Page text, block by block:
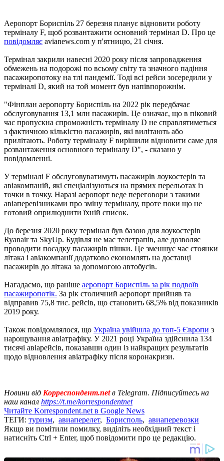
Аеропорт Бориспіль 27 березня планує відновити роботу
терміналу F, щоб розвантажити основний термінал D. Про це
повідомляє avianews.com у п'ятницю, 21 січня.
Термінал закрили навесні 2020 року після запровадження
обмежень на подорожі по всьому світу та значного падіння
пасажиропотоку на тлі пандемії. Тоді всі рейси зосередили у
терміналі D, який на той момент був напівпорожнім.
"Фінплан аеропорту Бориспіль на 2022 рік передбачає
обслуговування 13,1 млн пасажирів. Це означає, що в піковий
час пропускна спроможність терміналу D не справлятиметься
з фактичною кількістю пасажирів, які вилітають або
прилітають. Роботу терміналу F вирішили відновити саме для
розвантаження основного терміналу D", - сказано у
повідомленні.
У терміналі F обслуговуватимуть пасажирів лоукостерів та
авіакомпаній, які спеціалізуються на прямих перельотах із
точки в точку. Наразі аеропорт веде переговори з такими
авіаперевізниками про зміну терміналу, проте поки що не
готовий оприлюднити їхній список.
До березня 2020 року термінал був базою для лоукостерів
Ryanair та SkyUp. Будівля не має телетрапів, але дозволяє
проводити посадку пасажирів пішки. Це зменшує час стоянки
літака і авіакомпанії додатково економлять на доставці
пасажирів до літака за допомогою автобусів.
Нагадаємо, що раніше аеропорт Бориспіль за рік подвоїв
пасажиропотік. За рік столичний аеропорт прийняв та
відправив 75,8 тис. рейсів, що становить 68,5% від показників
2019 року.
Також повідомлялося, що Україна увійшла до топ-5 Європи з
нарощування авіатрафіку. У 2021 році Україна здійснила 134
тисячі авіарейсів, показавши один із найкращих результатів
щодо відновлення авіатрафіку після коронакризи.
Новини від Корреспондент.netв Telegram. Підписуйтесь на
наш канал https://t.me/korrespondentnet
Читайте Korrespondent.net в Google News
ТЕГИ: туризм, авиаперелет, Борисполь, авиаперевозки
Якщо ви помітили помилку, виділіть необхідний текст і
натисніть Ctrl + Enter, щоб повідомити про це редакцію.